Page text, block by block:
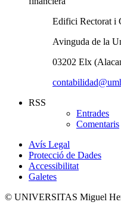
Edifici Rectorat i
Avinguda de la
03202 Elx
RSS
Entrades
Comentaris
Avís Legal
Protecció de Dades
Accessibilitat
Galetes
© UNIVERSITAS Miguel